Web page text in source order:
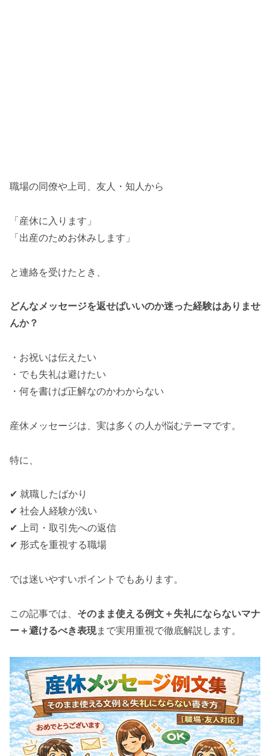
職場の同僚や上司、友人・知人から
「産休に入ります」
「出産のためお休みします」
と連絡を受けたとき、
どんなメッセージを返せばいいのか迷った経験はありませ
んか？
・お祝いは伝えたい
・でも失礼は避けたい
・何を書けば正解なのかわからない
産休メッセージは、実は多くの人が悩むテーマです。
特に、
✔ 就職したばかり
✔ 社会人経験が浅い
✔ 上司・取引先への返信
✔ 形式を重視する職場
では迷いやすいポイントでもあります。
この記事では、 そのまま使える例文＋失礼にならないマナ
ー＋避けるべき表現まで実用重視で徹底解説します。